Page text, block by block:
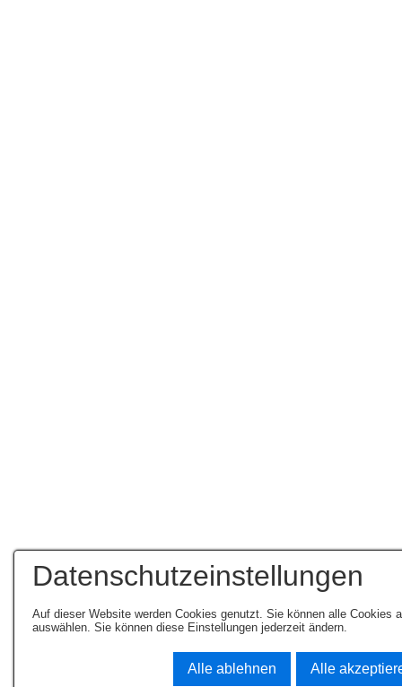
Datenschutzeinstellungen
Auf dieser Website werden Cookies genutzt. Sie können alle Cookies
auswählen. Sie können diese Einstellungen jederzeit ändern.
Alle ablehnen Alle